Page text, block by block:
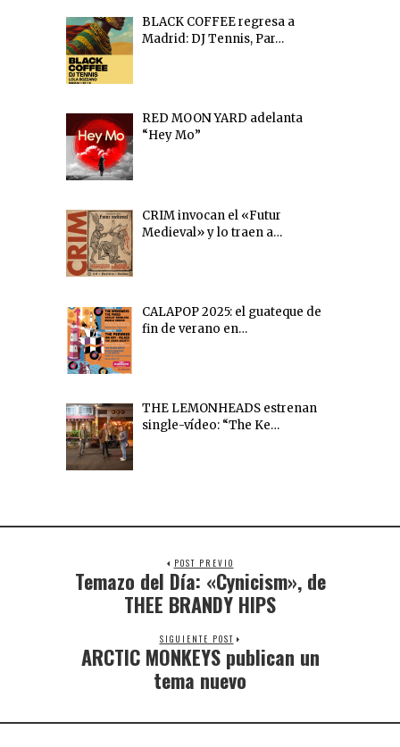
BLACK COFFEE regresa a
Madrid: DJ Tennis, Par…
RED MOON YARD adelanta
“Hey Mo”
CRIM invocan el «Futur
Medieval» y lo traen a…
CALAPOP 2025: el guateque de
fin de verano en…
THE LEMONHEADS estrenan
single-vídeo: “The Ke…
POST PREVIO
Temazo del Día: «Cynicism», de
THEE BRANDY HIPS
SIGUIENTE POST
ARCTIC MONKEYS publican un
tema nuevo